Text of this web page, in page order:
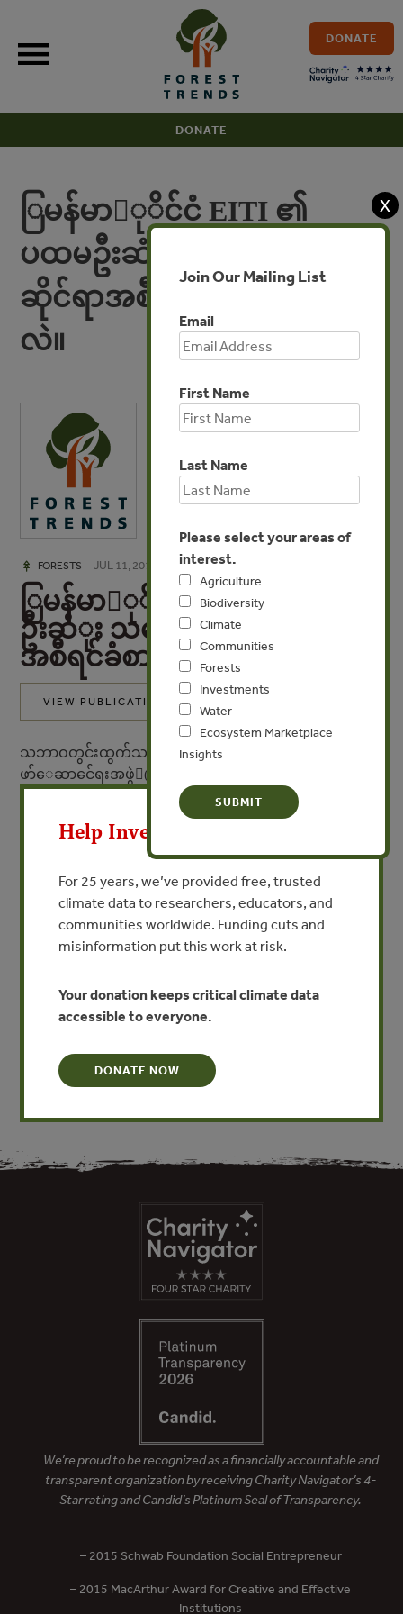
content
DONATE
DONATE
ြမန်မာုိင်ငံ EITI ၏
ပထမဦးဆံုး သစ်ေတာ
ဆိုင်ရာအစီရင်ခံစာများက ဘာ
လဲ။
FORESTS JUL 11, 2019
ြမန်မာုိင်ငံ EITI ၏ ပထမ
ဦးဆံုး သစ်ေတာ ဆိုင်ရာ
အစီရင်ခံစာများက ဘာလဲ။
VIEW PUBLICATION
သဘာဝတွင်းထွက်သယံဇာတများ ပွင့်လင်းြမင်သာမ ေ
ဖာ်ေဆာင်ေရးအဖွဲ(EITI) အရ ိုင်ငံများအေနှင့် ၎င်း
တို၏ သဘာဝသယံဇာတ ကဆိုင်ရာ သတင်း
အချက်အလက်များအား ေဖာ်ထုတ်ရမည်ြဖစ်သည်။ ၂ဝ၁၆
ခုှစ်တွင် ြမန်မာ EITI (MEITI ဟု ေခေဝသည့်)သည်
ေရနံှင့်သဘာဝဓာတ်ေငွှင့် သတတွင်းကများှ
င့် ပတ်သက်သည့် ၎င်း၏ပထမဦးဆံုးအစီရင်ခံစာကို ထုတ်ေ
ဝခဲ့သည်။ ဇန်နဝါရီလ ၂ဝ၁၉ တွင် MEITI သည် သစ်ေတာှ
င့်ပတ်သက်သည့် ၎င်း၏ပထမဦးဆံုးအစီရင်ခံစာကို အပီး
သတ်ြပစုိုင်ခဲ့သည်။ ဤရှင်းလင်းချက် သည် MEITI ၏
စ်ေတာဆိုင်ရာအစီရင်ခံစာများမှ အဓိကေတွရှိချက်များှင့်
ကွာဟ မများအား ခံငံုေဖာ်ြပ ေပးထားြခင်းြဖစ်
X
Join Our Mailing List
Email
First Name
Last Name
Please select your areas of
interest.
Agriculture
Biodiversity
Climate
Communities
Forests
Investments
Water
Ecosystem Marketplace
Insights
We’re proud to be recognized as a financially accountable and
transparent organization by receiving Charity Navigator’s 4-
Star rating and Candid’s Platinum Seal of Transparency.
– 2015 Schwab Foundation Social Entrepreneur
– 2015 MacArthur Award for Creative and Effective
Institutions
Help Invest In Our World
For 25 years, we’ve provided free, trusted
climate data to researchers, educators, and
communities worldwide. Funding cuts and
misinformation put this work at risk.
Your donation keeps critical climate data
accessible to everyone.
DONATE NOW